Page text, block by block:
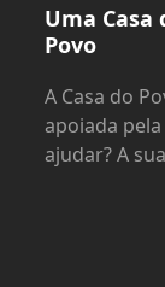
Uma Casa
Povo
A Casa do
apoiada
ajudar? A